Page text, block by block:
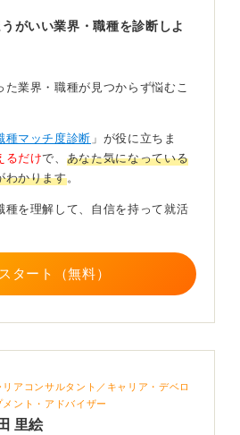
の採用試験においては特に、論理
ーションスキル、課題解決能力な
が非常に重要です。
験を、広告代理店で活かせるスキ
ールすることを心掛けましょう。
ョン能力をPRしたいのであれ
、お客様や営業担当者の潜在的な
、御社（広告代理店）で多様な関
これまでの社会人経験でのエピソ
てみてください。
がいい業界・職種を診断しよ
た業界・職種が見つからず悩むこ
種マッチ度診断 」が役に立ちま
るだけで、 あなた気になっている
わかります。
種を理解して、自信を持って就活
タート（無料）
リアコンサルタント／キャリア・デベロ
メント・アドバイザー
里絵